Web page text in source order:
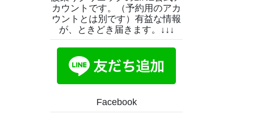
カウントです。（予約用のアカ
ウントとは別です）有益な情報
が、ときどき届きます。↓↓↓
Facebook